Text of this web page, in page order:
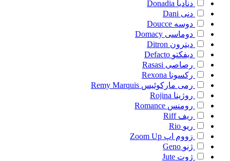
دنادیا Donadia
دنی Dani
دوسه Doucce
دوماسی Domacy
دیترون Ditron
دیفکتو Defacto
رصاصی Rasasi
رکسونا Rexona
رمی مارکوئیس Remy Marquis
روژینا Rojina
رومنس Romance
ریف Riff
ریو Rio
زووم اپ Zoom Up
ژنو Geno
ژوت Jute